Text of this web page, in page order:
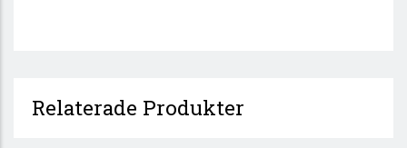
Relaterade Produkter